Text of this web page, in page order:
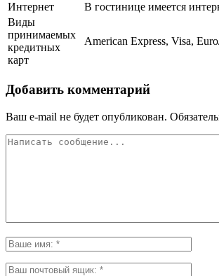
Интернет
В гостинице имеется
Виды
принимаемых
кредитных
карт
American Express, Visa,
Добавить комментарий
Ваш e-mail не будет опубликован.